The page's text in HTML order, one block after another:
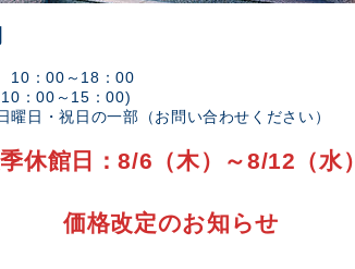
10：00～18：00
：00～15：00)
曜日・祝日の一部（お問い合わせください）
休館日：8/6（木）～8/12（水）
価格改定のお知らせ